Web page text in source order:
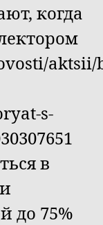
когда
aktsii/
s-
в
до 75%